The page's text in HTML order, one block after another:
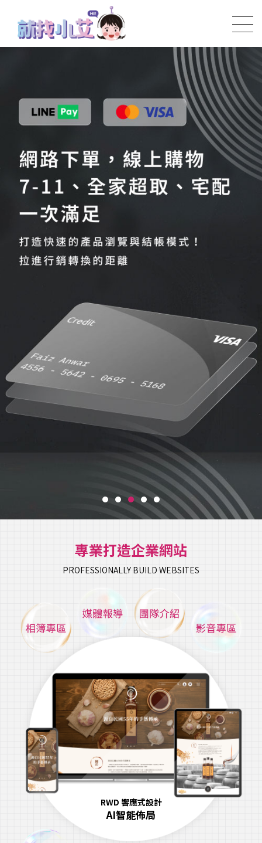
專業打造企業網站
PROFESSIONALLY BUILD WEBSITES
RWD 響應式設計
AI智能佈局